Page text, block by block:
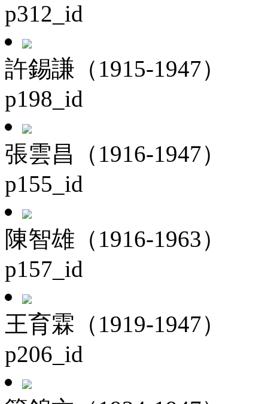
p312_id
許錫謙（1915-1947）
p198_id
張雲昌（1916-1947）
p155_id
陳智雄（1916-1963）
p157_id
王育霖（1919-1947）
p206_id